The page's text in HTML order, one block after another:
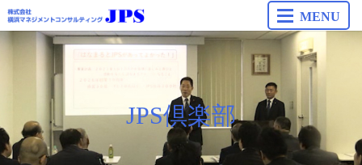
MENU
JPS倶楽部